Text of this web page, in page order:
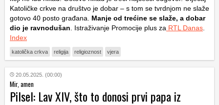
Katoličke crkve na društvo je dobar – s tom se tvrdnjom ne slaže
gotovo 40 posto građana. Manje od trećine se slaže, a dobar
dio je ravnodušan . Istraživanje Promocije plus za RTL Danas
Index
katolička crkva religija religioznost vjera
20.05.2025. (00:00)
Mir, amen
Pilsel: Lav XIV, što to donosi prvi papa iz